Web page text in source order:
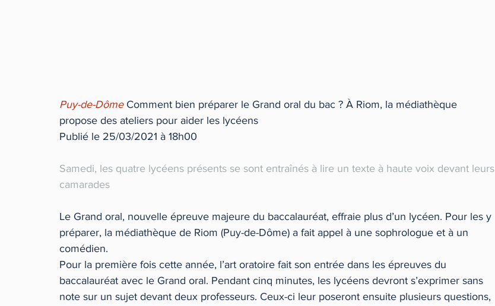
Puy-de-Dôme Comment bien préparer le Grand oral du bac ? À Riom, la médiathèque
propose des ateliers pour aider les lycéens
Publié le 25/03/2021 à 18h00
Samedi, les quatre lycéens présents se sont entraînés à lire un texte à haute voix devant leurs
camarades
Le Grand oral, nouvelle épreuve majeure du baccalauréat, effraie plus d’un lycéen. Pour les y
préparer, la médiathèque de Riom (Puy-de-Dôme) a fait appel à une sophrologue et à un
comédien.
Pour la première fois cette année, l’art oratoire fait son entrée dans les épreuves du
baccalauréat avec le Grand oral. Pendant cinq minutes, les lycéens devront s’exprimer sans
note sur un sujet devant deux professeurs. Ceux-ci leur poseront ensuite plusieurs questions,